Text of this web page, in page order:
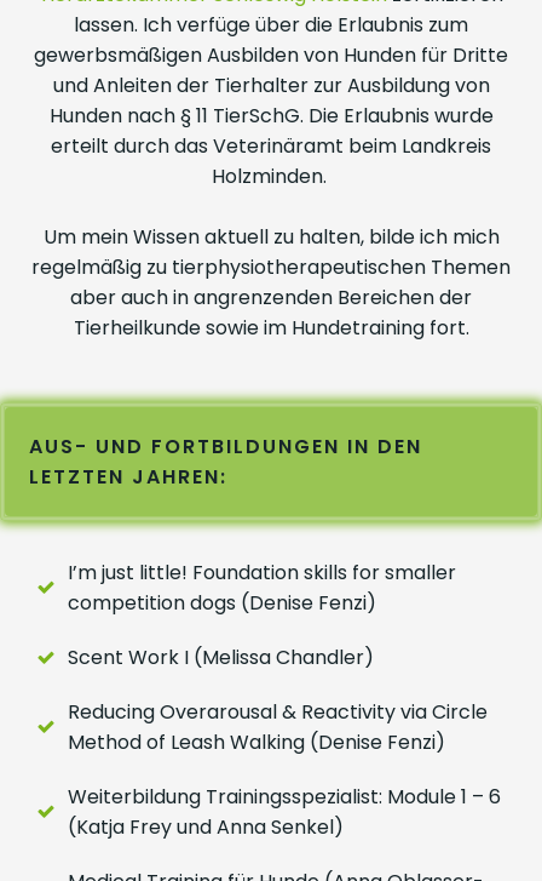
lassen. Ich verfüge über die Erlaubnis zum
gewerbsmäßigen Ausbilden von Hunden für Dritte
und Anleiten der Tierhalter zur Ausbildung von
Hunden nach § 11 TierSchG. Die Erlaubnis wurde
erteilt durch das Veterinäramt beim Landkreis
Holzminden.
Um mein Wissen aktuell zu halten, bilde ich mich
regelmäßig zu tierphysiotherapeutischen Themen
aber auch in angrenzenden Bereichen der
Tierheilkunde sowie im Hundetraining fort.
AUS- UND FORTBILDUNGEN IN DEN
LETZTEN JAHREN:
I’m just little! Foundation skills for smaller
competition dogs (Denise Fenzi)
Scent Work I (Melissa Chandler)
Reducing Overarousal & Reactivity via Circle
Method of Leash Walking (Denise Fenzi)
Weiterbildung Trainingsspezialist: Module 1 – 6
(Katja Frey und Anna Senkel)